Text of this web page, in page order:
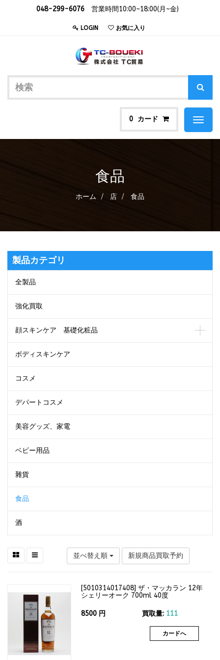
048-299-6076 営業時間10:00~18:00(月~金)
LOGIN お気に入り
0 カード
Toggle
食品
ホーム 店 食品
製品カテゴリ
全製品
強化買取
顔スキンケア 基礎化粧品
ボディスキンケア
コスメ
デパートコスメ
美容グッズ、家電
ベビー用品
雜貨
食品
酒
並べ替え順 新規商品買取予約
[5010314017408] ザ・マッカラン 12年
シェリーオーク 700ml 40度
8500 円 買取量: 111
カードへ